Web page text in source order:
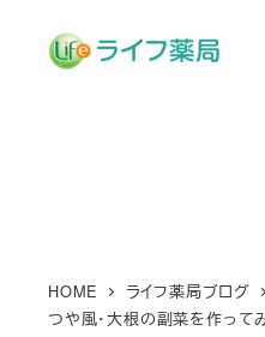
HOME ライフ薬局ブログ
つや風・大根の副菜を作って